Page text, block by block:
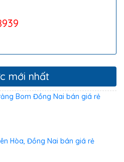
mới nhất
Bom Đồng Nai bán giá rẻ
Hòa, Đồng Nai bán giá rẻ